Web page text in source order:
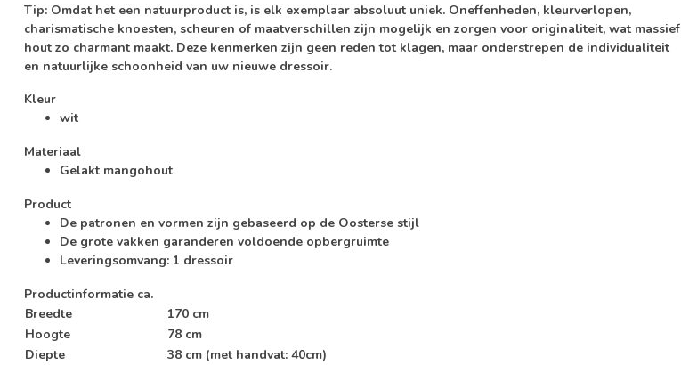
Tip: Omdat het een natuurproduct is, is elk exemplaar absoluut uniek. Oneffenheden, kleurverlopen,
charismatische knoesten, scheuren of maatverschillen zijn mogelijk en zorgen voor originaliteit, wat massief
hout zo charmant maakt. Deze kenmerken zijn geen reden tot klagen, maar onderstrepen de individualiteit
en natuurlijke schoonheid van uw nieuwe dressoir.
Kleur
wit
Materiaal
Gelakt mangohout
Product
De patronen en vormen zijn gebaseerd op de Oosterse stijl
De grote vakken garanderen voldoende opbergruimte
Leveringsomvang: 1 dressoir
Productinformatie ca.
Breedte
170 cm
Hoogte
78 cm
Diepte
38 cm (met handvat: 40cm)